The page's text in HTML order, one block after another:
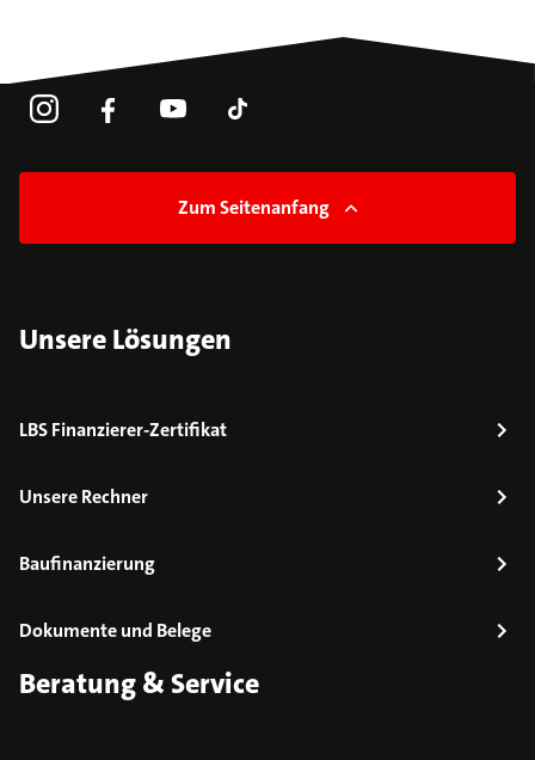
Zum Seitenanfang
Unsere Lösungen
LBS Finanzierer-Zertifikat
Unsere Rechner
Baufinanzierung
Dokumente und Belege
Beratung & Service